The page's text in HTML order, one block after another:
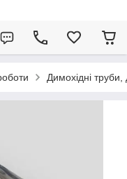
Димохідні труби,